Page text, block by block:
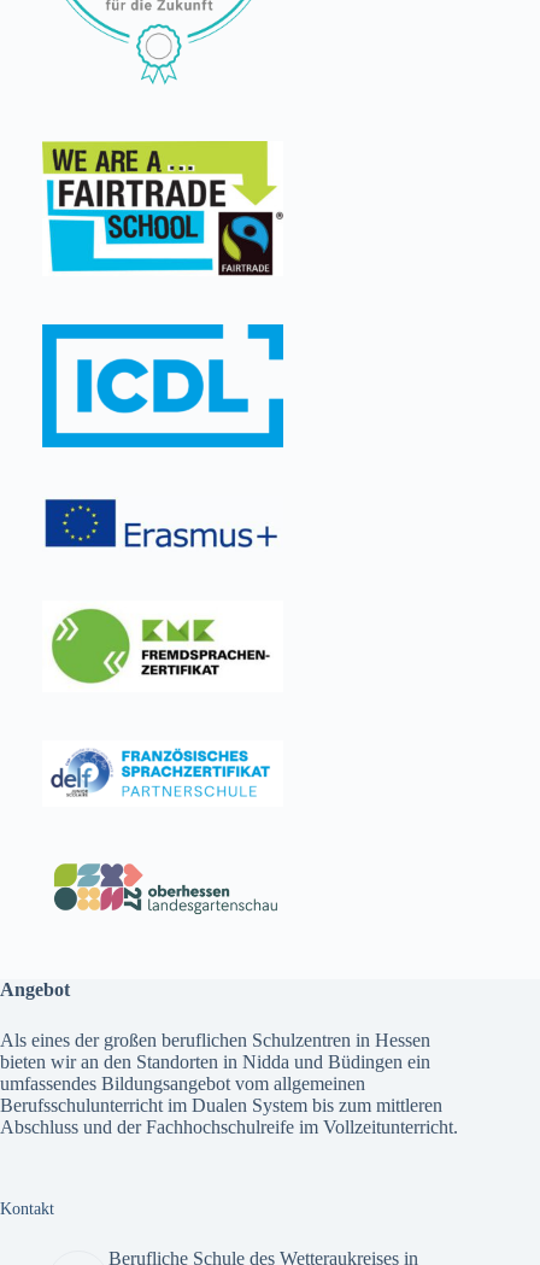
Angebot
Als eines der großen beruflichen Schulzentren in Hessen
bieten wir an den Standorten in Nidda und Büdingen ein
umfassendes Bildungsangebot vom allgemeinen
Berufsschulunterricht im Dualen System bis zum mittleren
Abschluss und der Fachhochschulreife im Vollzeitunterricht.
Kontakt
Berufliche Schule des Wetteraukreises in